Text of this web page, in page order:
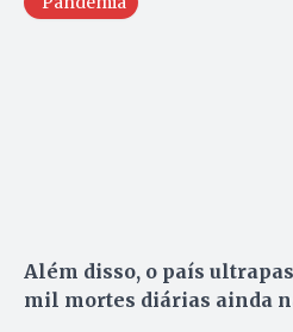
Além disso, o país
mil mortes diárias ainda